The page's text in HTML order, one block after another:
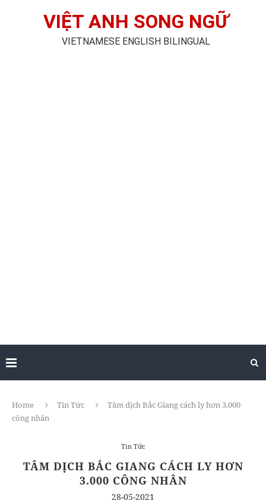
VIỆT ANH SONG NGỮ
VIETNAMESE ENGLISH BILINGUAL
Home Tin Tức
Tâm dịch Bắc Giang cách ly hơn 3.000
công nhân
Tin Tức
TÂM DỊCH BẮC GIANG CÁCH LY HƠN
3.000 CÔNG NHÂN
28-05-2021